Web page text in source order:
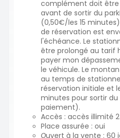
complément doit
avant de sortir du
(0,50€/les 15
de réservation est
l'échéance. Le
être prolongé au tarif
payer mon
le véhicule. Le
au temps de
réservation initiale et
minutes pour sortir du
paiement).
Accès : accès illimité
Place assurée : oui
Ouvert à la vente : 60